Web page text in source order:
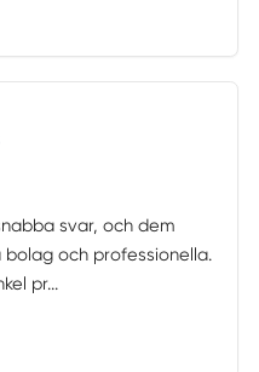
svar, och dem
och professionella.
pr...